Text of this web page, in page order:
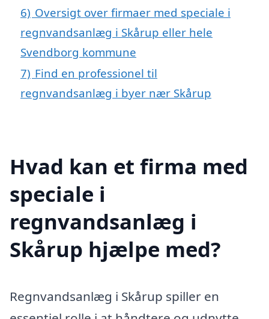
6) Oversigt over firmaer med speciale i
regnvandsanlæg i Skårup eller hele
Svendborg kommune
7) Find en professionel til
regnvandsanlæg i byer nær Skårup
Hvad kan et firma med
speciale i
regnvandsanlæg i
Skårup hjælpe med?
Regnvandsanlæg i Skårup spiller en